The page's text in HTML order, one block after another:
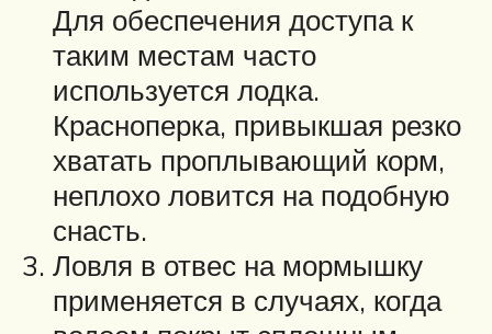
Для обеспечения доступа к
таким местам часто
используется лодка.
Красноперка, привыкшая резко
хватать проплывающий корм,
неплохо ловится на подобную
снасть.
Ловля в отвес на мормышку
применяется в случаях, когда